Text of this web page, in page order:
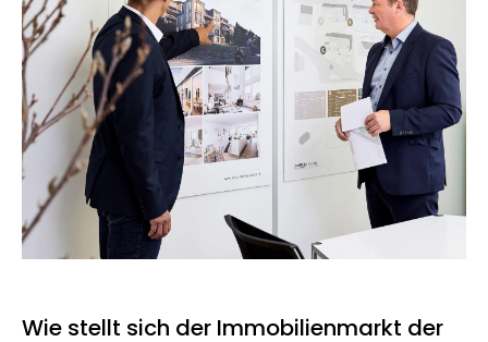
Wie stellt sich der Immobilienmarkt der